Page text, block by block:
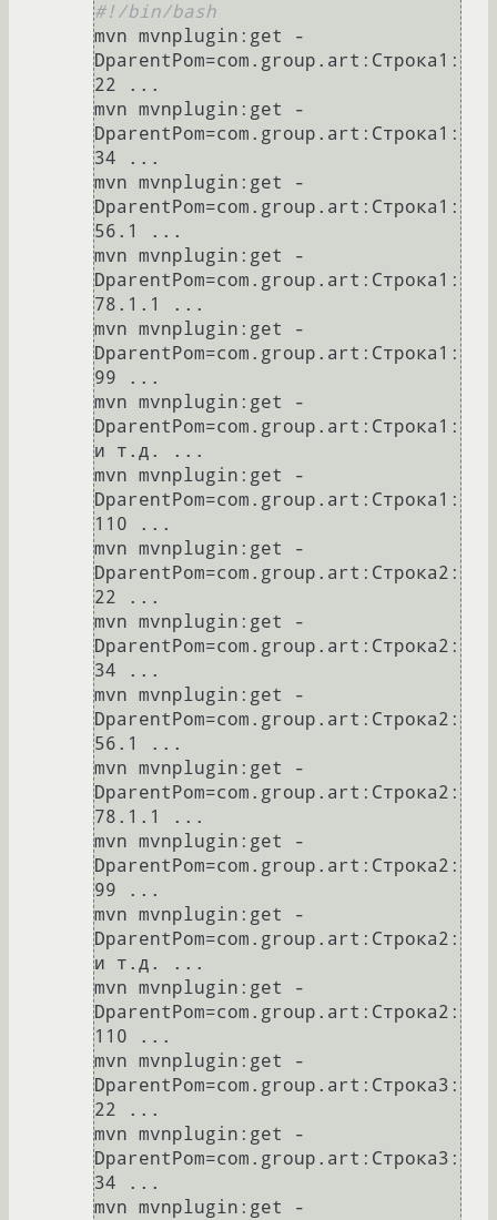
#!/bin/bash
mvn mvnplugin:get -
DparentPom=com.group.art:Строка1:
22 ...
mvn mvnplugin:get -
DparentPom=com.group.art:Строка1:
34 ...
mvn mvnplugin:get -
DparentPom=com.group.art:Строка1:
56.1 ...
mvn mvnplugin:get -
DparentPom=com.group.art:Строка1:
78.1.1 ...
mvn mvnplugin:get -
DparentPom=com.group.art:Строка1:
99 ...
mvn mvnplugin:get -
DparentPom=com.group.art:Строка1:
и т.д. ...
mvn mvnplugin:get -
DparentPom=com.group.art:Строка1:
110 ...
mvn mvnplugin:get -
DparentPom=com.group.art:Строка2:
22 ...
mvn mvnplugin:get -
DparentPom=com.group.art:Строка2:
34 ...
mvn mvnplugin:get -
DparentPom=com.group.art:Строка2:
56.1 ...
mvn mvnplugin:get -
DparentPom=com.group.art:Строка2:
78.1.1 ...
mvn mvnplugin:get -
DparentPom=com.group.art:Строка2:
99 ...
mvn mvnplugin:get -
DparentPom=com.group.art:Строка2:
и т.д. ...
mvn mvnplugin:get -
DparentPom=com.group.art:Строка2:
110 ...
mvn mvnplugin:get -
DparentPom=com.group.art:Строка3:
22 ...
mvn mvnplugin:get -
DparentPom=com.group.art:Строка3:
34 ...
mvn mvnplugin:get -